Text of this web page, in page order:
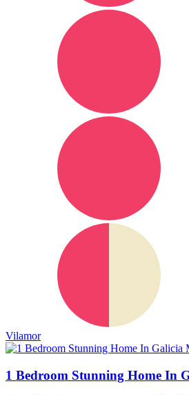
Vilamor
1 Bedroom Stunning Home In